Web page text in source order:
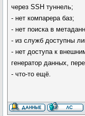
через SSH туннель;
- нет компарера баз;
- нет поиска в
- из служб доступны
- нет доступа к
генератор данных,
- что-то ещё.